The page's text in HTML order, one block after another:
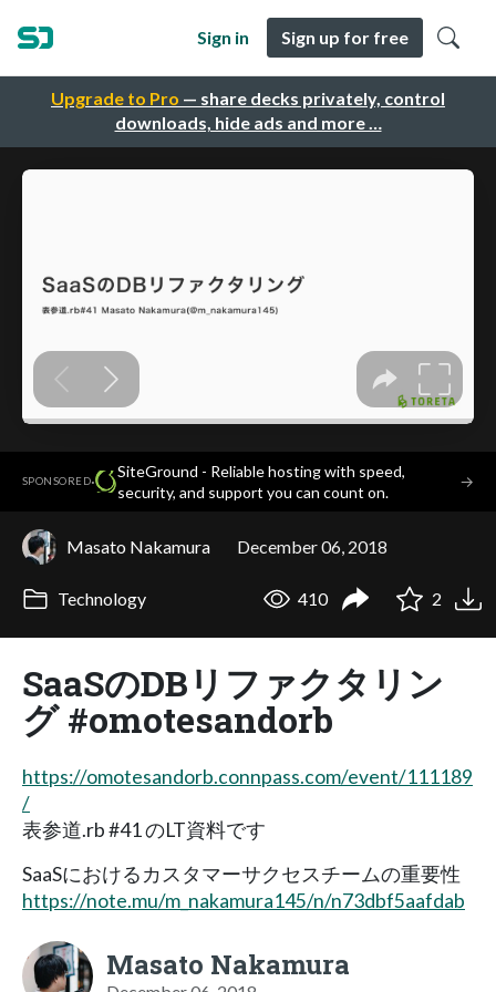
Upgrade to Pro — share decks privately, control
downloads, hide ads and more …
Sign in Sign up for free
SPONSORED·
SiteGround - Reliable hosting with speed,
security, and support you can count on.
→
Masato Nakamura December 06, 2018
Technology 410 2
SaaSのDBリファクタリン
グ #omotesandorb
https://omotesandorb.connpass.com/event/111189
/
表参道.rb #41 のLT資料です
SaaSにおけるカスタマーサクセスチームの重要性
https://note.mu/m_nakamura145/n/n73dbf5aafdab
Masato Nakamura